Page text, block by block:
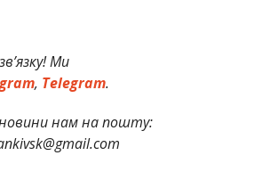
Ми
, Telegram.
нам на пошту: